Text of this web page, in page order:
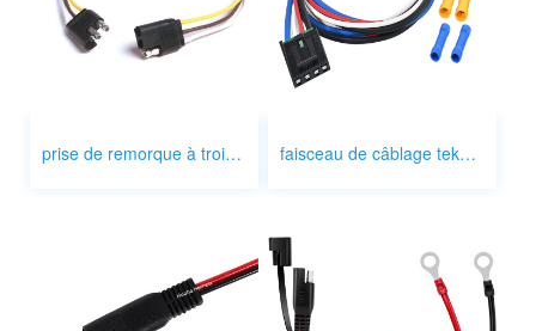
prise de remorque à trois broches faisceau de câblage tekonsha